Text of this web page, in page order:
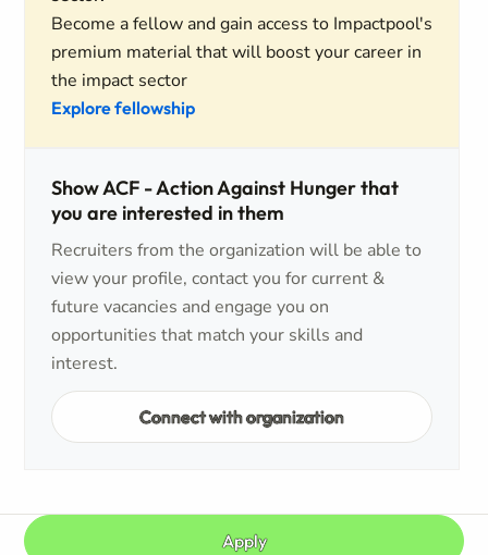
Become a fellow and gain access to Impactpool's
premium material that will boost your career in
the impact sector
Explore fellowship
Show ACF - Action Against Hunger that
you are interested in them
Recruiters from the organization will be able to
view your profile, contact you for current &
future vacancies and engage you on
opportunities that match your skills and
interest.
Connect with organization
Apply